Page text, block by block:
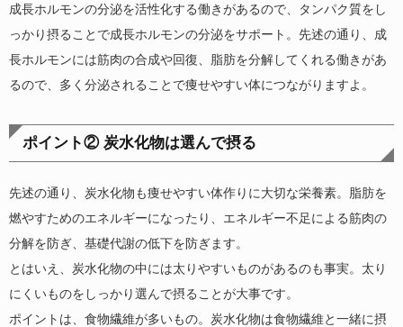
成長ホルモンの分泌を活性化する働きがあるので、タンパク質をし
っかり摂ることで成長ホルモンの分泌をサポート。先述の通り、成
長ホルモンには筋肉の合成や回復、脂肪を分解してくれる働きがあ
るので、多く分泌されることで痩せやすい体につながりますよ。
ポイント② 炭水化物は選んで摂る
先述の通り、炭水化物も痩せやすい体作りに大切な栄養素。脂肪を
燃やすためのエネルギーになったり、エネルギー不足による筋肉の
分解を防ぎ、基礎代謝の低下を防ぎます。
とはいえ、炭水化物の中には太りやすいものがあるのも事実。太り
にくいものをしっかり選んで摂ることが大事です。
ポイントは、食物繊維が多いもの。炭水化物は食物繊維と一緒に摂